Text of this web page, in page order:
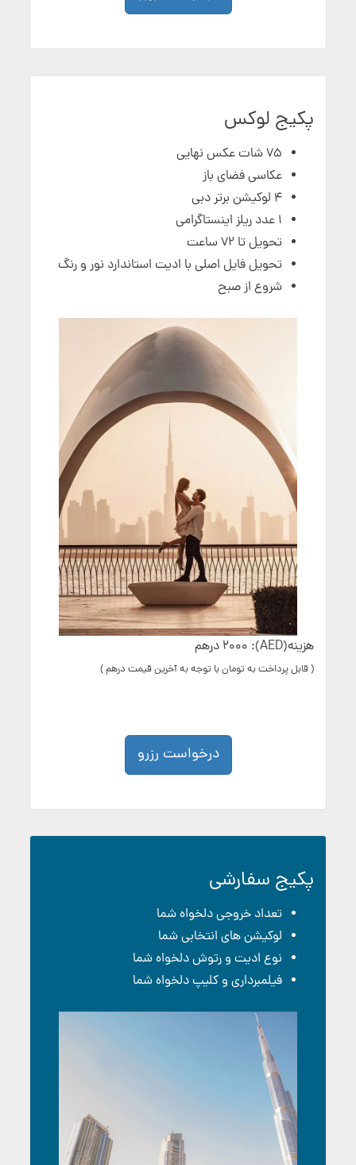
پکیج لوکس
75 شات عکس نهایی
عکاسی فضای باز
۴ لوکیشن برتر دبی
۱ عدد ریلز اینستاگرامی
تحویل تا ۷۲ ساعت
تحویل فایل اصلی با ادیت استاندارد نور و رنگ
شروع از صبح
هزینه(AED): 2000 درهم
( قابل پرداخت به تومان با توجه به آخرین قیمت درهم )
درخواست رزرو
پکیج سفارشی
تعداد خروجی دلخواه شما
لوکیشن های انتخابی شما
نوع ادیت و رتوش دلخواه شما
فیلمبرداری و کلیپ دلخواه شما